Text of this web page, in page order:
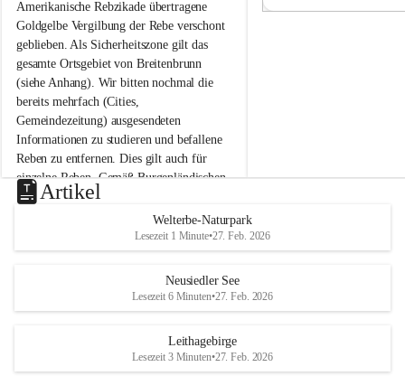
e
n
b
r
u
n
n
a
m
N
e
u
s
d
S
Amerikanische Rebzikade übertragene
Goldgelbe Vergilbung der Rebe verschont
geblieben. Als Sicherheitszone gilt das
gesamte Ortsgebiet von Breitenbrunn
(siehe Anhang). Wir bitten nochmal die
bereits mehrfach (Cities,
Gemeindezeitung) ausgesendeten
Informationen zu studieren und befallene
Reben zu entfernen. Dies gilt auch für
einzelne Reben. Gemäß Burgenländischen
Weinbaugesetz sind nicht gepflegte oder
unzulässige Weingärten zu roden! Bitte
helfen wir zusammen um unsere Winzer
vor den prognostizierten Ernteausfällen
und den daraus folgenden wirtschaftlichen
Maßnahmen zur Bekämpfung
e
u
e
d
r
S
Artikel
Welterbe-Naturpark
Lesezeit 1 Minute•27. Feb. 2026
Neusiedler See
Lesezeit 6 Minuten•27. Feb. 2026
Leithagebirge
Lesezeit 3 Minuten•27. Feb. 2026